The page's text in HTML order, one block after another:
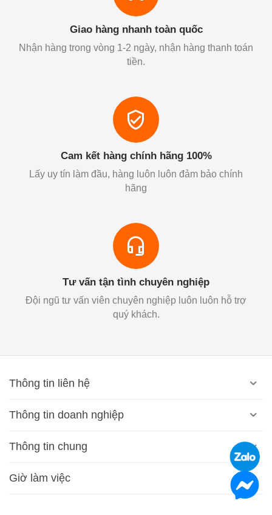
Giao hàng nhanh toàn quốc
Nhận hàng trong vòng 1-2 ngày, nhận hàng thanh toán
tiền.
Cam kết hàng chính hãng 100%
Lấy uy tín làm đầu, hàng luôn luôn đảm bảo chính
hãng
Tư vấn tận tình chuyên nghiệp
Đội ngũ tư vấn viên chuyên nghiệp luôn luôn hỗ trợ
quý khách.
Thông tin liên hệ
Thông tin doanh nghiệp
Thông tin chung
Giờ làm việc